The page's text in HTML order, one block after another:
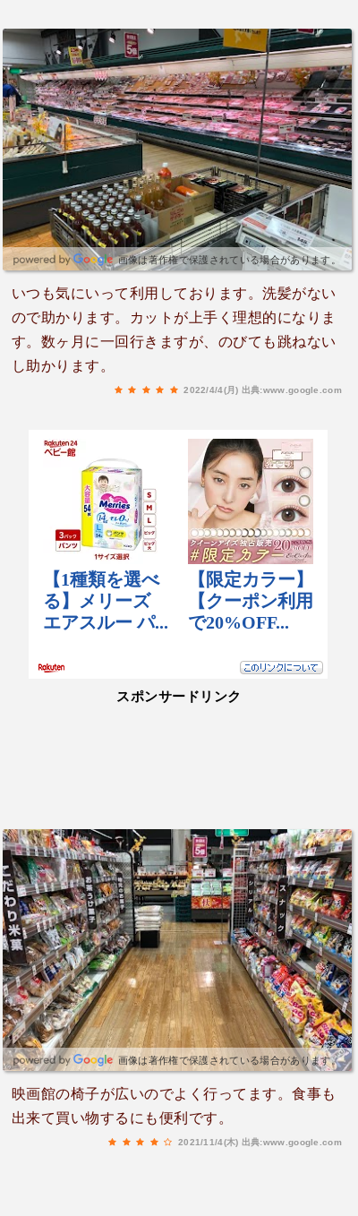
画像は著作権で保護されている場合があります。
いつも気にいって利用しております。洗髪がない
ので助かります。カットが上手く理想的になりま
す。数ヶ月に一回行きますが、のびても跳ねない
し助かります。
2022/4/4(月) 出典:www.google.com
スポンサードリンク
画像は著作権で保護されている場合があります。
映画館の椅子が広いのでよく行ってます。食事も
出来て買い物するにも便利です。
2021/11/4(木) 出典:www.google.com